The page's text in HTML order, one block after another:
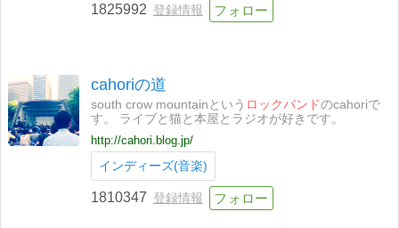
1825992 登録情報
cahoriの道
south crow mountainという ロックバンドのcahoriで
す。 ライブと猫と本屋とラジオが好きです。
http://cahori.blog.jp/
インディーズ(音楽)
1810347 登録情報